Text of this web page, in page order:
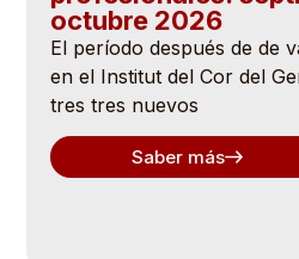
octubre 2026
El período después de de
en el Institut del Cor del
tres tres nuevos
Saber más